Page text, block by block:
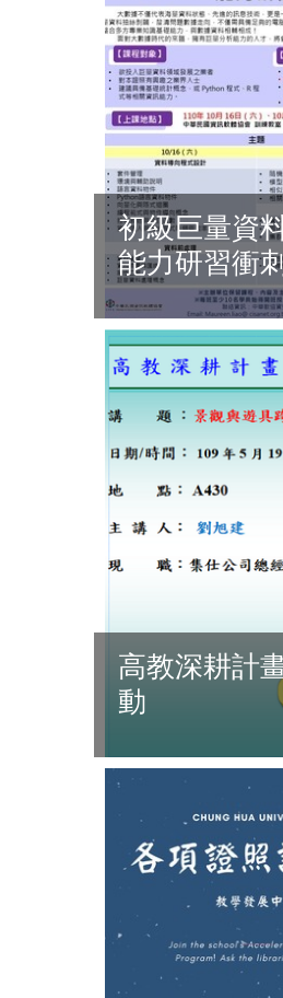
初級巨量資
能力研習衝
高教深耕計
動